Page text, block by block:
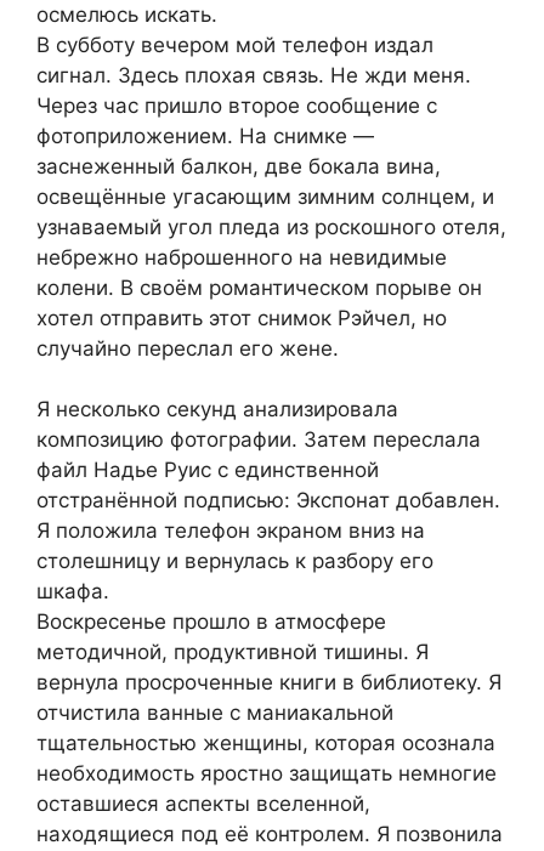
осмелюсь искать.
В субботу вечером мой телефон издал
сигнал. Здесь плохая связь. Не жди меня.
Через час пришло второе сообщение с
фотоприложением. На снимке —
заснеженный балкон, две бокала вина,
освещённые угасающим зимним солнцем, и
узнаваемый угол пледа из роскошного отеля,
небрежно наброшенного на невидимые
колени. В своём романтическом порыве он
хотел отправить этот снимок Рэйчел, но
случайно переслал его жене.
Я несколько секунд анализировала
композицию фотографии. Затем переслала
файл Надье Руис с единственной
отстранённой подписью: Экспонат добавлен.
Я положила телефон экраном вниз на
столешницу и вернулась к разбору его
шкафа.
Воскресенье прошло в атмосфере
методичной, продуктивной тишины. Я
вернула просроченные книги в библиотеку. Я
отчистила ванные с маниакальной
тщательностью женщины, которая осознала
необходимость яростно защищать немногие
оставшиеся аспекты вселенной,
находящиеся под её контролем. Я позвонила